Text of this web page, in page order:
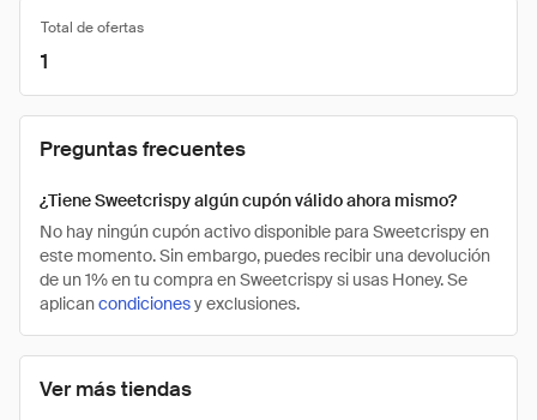
Ver más tiendas
Total de ofertas
1
Preguntas frecuentes
¿Tiene Sweetcrispy algún cupón válido ahora mismo?
No hay ningún cupón activo disponible para Sweetcrispy en
este momento. Sin embargo, puedes recibir una devolución
de un 1% en tu compra en Sweetcrispy si usas Honey. Se
aplicancondicionesy exclusiones.